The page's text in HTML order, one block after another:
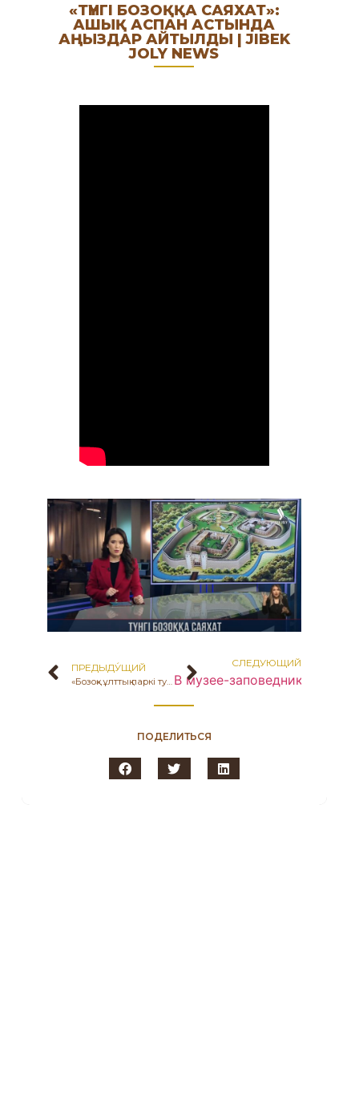
«ТҮНГІ БОЗОҚҚА САЯХАТ»:
АШЫҚ АСПАН АСТЫНДА
АҢЫЗДАР АЙТЫЛДЫ | JIBEK
JOLY NEWS
ПРЕДЫДУ́ЩИЙ
«Бозоқ» ұлттық паркі туристік орталыққа айналады… Khabar NEWS
СЛЕДУЮЩИЙ
В музее-заповеднике
ПОДЕЛИТЬСЯ